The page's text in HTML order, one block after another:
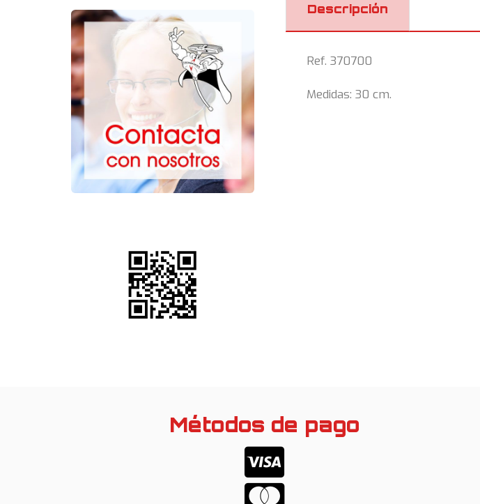
Descripción
Ref. 370700
Medidas: 30 cm.
Métodos de pago